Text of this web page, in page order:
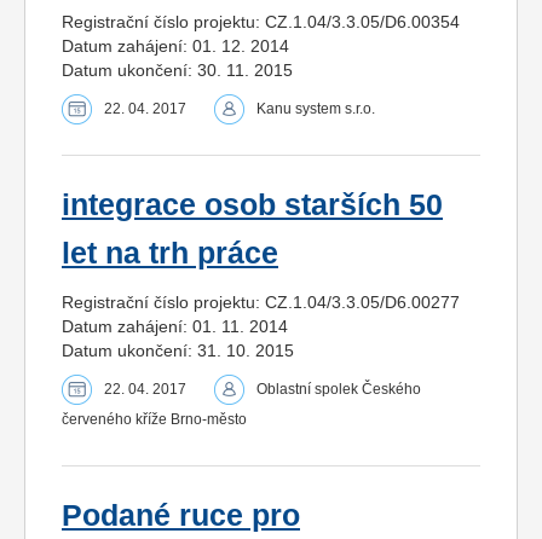
Registrační číslo projektu: CZ.1.04/3.3.05/D6.00354
Datum zahájení: 01. 12. 2014
Datum ukončení: 30. 11. 2015
22. 04. 2017 Kanu system s.r.o.
integrace osob starších 50
let na trh práce
Registrační číslo projektu: CZ.1.04/3.3.05/D6.00277
Datum zahájení: 01. 11. 2014
Datum ukončení: 31. 10. 2015
22. 04. 2017
Oblastní spolek Českého
červeného kříže Brno-město
Podané ruce pro